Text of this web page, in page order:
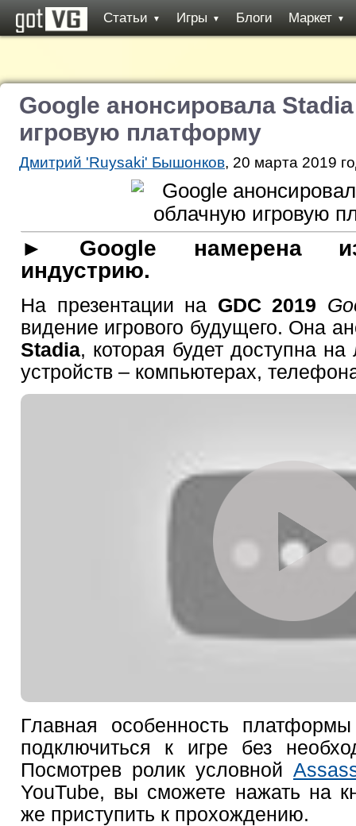
Статьи ▼ Игры ▼ Блоги Маркет ▼
Google анонсировала
игровую платформу
Дмитрий 'Ruysaki' Бышонков, 20 марта 2019
► Google намерена
индустрию.
На презентации на GDC 2019
видение игрового будущего. Она
Stadia, которая будет доступна
устройств – компьютерах,
Главная особенность
подключиться к игре без
Посмотрев ролик условной
YouTube, вы сможете нажать на
же приступить к прохождению.